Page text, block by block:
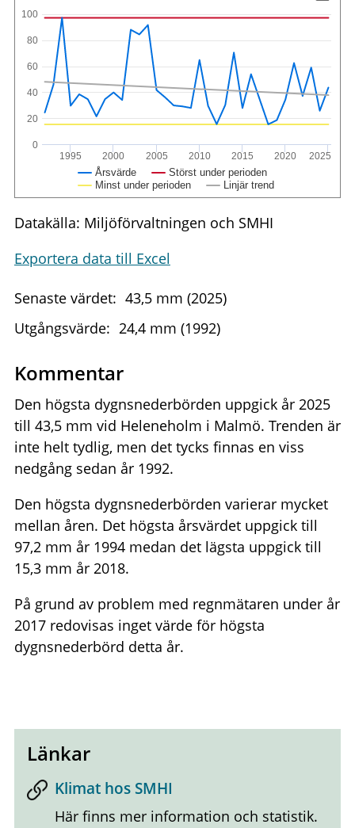
Årsvärde
Störst under perioden
Minst under perioden
Linjär trend
2000 2010 2020
1995 2005 2015 2025
0
20
40
60
80
100
Datakälla: Miljöförvaltningen och SMHI
Exportera data till Excel
Senaste värdet: 43,5 mm (2025)
Utgångsvärde: 24,4 mm (1992)
Kommentar
Den högsta dygnsnederbörden uppgick år 2025
till 43,5 mm vid Heleneholm i Malmö. Trenden är
inte helt tydlig, men det tycks finnas en viss
nedgång sedan år 1992.
Den högsta dygnsnederbörden varierar mycket
mellan åren. Det högsta årsvärdet uppgick till
97,2 mm år 1994 medan det lägsta uppgick till
15,3 mm år 2018.
På grund av problem med regnmätaren under år
2017 redovisas inget värde för högsta
dygnsnederbörd detta år.
Länkar
Klimat hos SMHI
Här finns mer information och statistik.